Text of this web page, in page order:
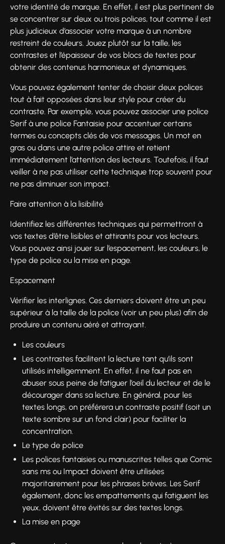
votre identité de marque. En effet, il est plus pertinent de
se concentrer sur deux ou trois polices, tout comme il est
plus judicieux d’associer votre marque à un nombre
restreint de couleurs. Jouez plutôt sur la taille, les
contrastes et l’épaisseur de vos blocs de textes pour
obtenir des contenus harmonieux et dynamiques.
Vous pouvez également tenter de choisir deux polices
tout à fait opposées dans leur style pour créer du
contraste. Par exemple, vous pouvez associer une police
Serif à une police Fantaisie pour accentuer certains
termes ou concepts clés de vos messages. Un mot en
gras ou dans une autre police attire et retient
immédiatement l’attention des lecteurs. Toutefois, il faut
veiller à ne pas utiliser cette technique trop souvent pour
ne pas diminuer son impact.
Faire attention à la lisibilité
Identifiez les différentes techniques qui permettront à
vos textes d’être lisibles et attirants pour vos lecteurs.
Vous pouvez ainsi jouer sur l’espacement, les couleurs, le
type de police ou la mise en page.
Espacement
Vérifier les interlignes. Ces derniers doivent être un peu
supérieur à la taille de la police (voir un peu plus) afin de
produire un contenu aéré et attrayant.
Les couleurs
Les contrastes facilitent la lecture tant qu’ils sont
utilisés intelligemment. En effet, il ne faut pas en
abuser sous peine de fatiguer l’oeil du lecteur et de le
décourager dans sa lecture. En général, pour les
textes longs, on préférera un contraste positif (soit un
texte sombre sur un fond clair) pour faciliter la
concentration.
Le type de police
Les polices fantaisies ou manuscrites telles que Comic
sans ms ou Impact doivent être utilisées
majoritairement pour les phrases brèves. Les Serif
également, donc les empattements qui fatiguent les
yeux, doivent être évités sur des textes longs.
La mise en page